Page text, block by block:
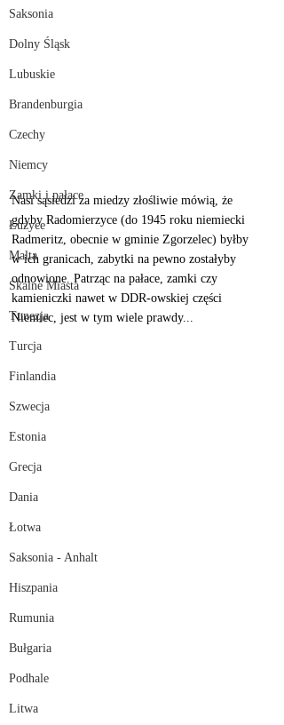
Saksonia
Dolny Śląsk
Lubuskie
Brandenburgia
Czechy
Niemcy
Zamki i pałace
Łużyce
Malta
Skalne Miasta
Tunezja
Turcja
Finlandia
Szwecja
Estonia
Grecja
Dania
Łotwa
Saksonia - Anhalt
Hiszpania
Rumunia
Bułgaria
Podhale
Litwa
Nasi sąsiedzi za miedzy złośliwie mówią, że
gdyby Radomierzyce (do 1945 roku niemiecki
Radmeritz, obecnie w gminie Zgorzelec) byłby
w ich granicach, zabytki na pewno zostałyby
odnowione. Patrząc na pałace, zamki czy
kamieniczki nawet w DDR-owskiej części
Niemiec, jest w tym wiele prawdy...